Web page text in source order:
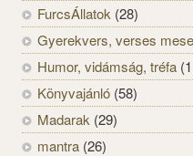
FurcsÁllatok (28)
Gyerekvers, verses mese
Humor, vidámság, tréfa
Könyvajánló (58)
Madarak (29)
mantra (26)